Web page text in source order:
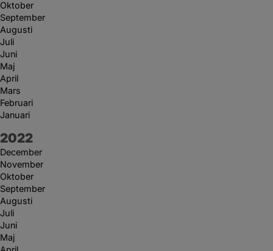
Oktober
September
Augusti
Juli
Juni
Maj
April
Mars
Februari
Januari
År:
2022
December
November
Oktober
September
Augusti
Juli
Juni
Maj